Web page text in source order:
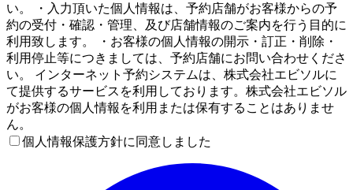
い。 ・入力頂いた個人情報は、予約店舗がお客様からの予
約の受付・確認・管理、及び店舗情報のご案内を行う目的に
利用致します。 ・お客様の個人情報の開示・訂正・削除・
利用停止等につきましては、予約店舗にお問い合わせくださ
い。 インターネット予約システムは、株式会社エビソルに
て提供するサービスを利用しております。株式会社エビソル
がお客様の個人情報を利用または保有することはありませ
ん。
個人情報保護方針に同意しました